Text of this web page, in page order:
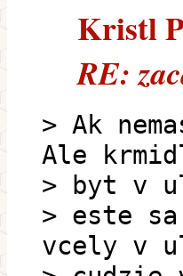
Kristl
RE:
> Ak
Ale
> byt v
> este
vcely v